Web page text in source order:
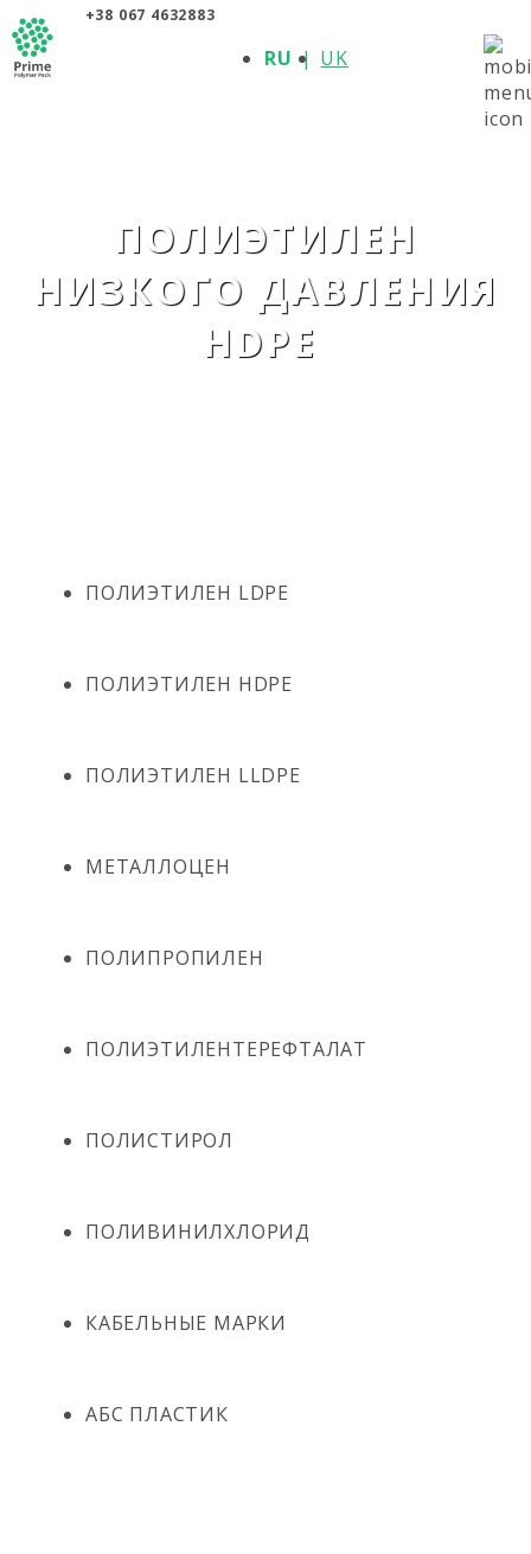
+38 067 4632883
RU UK
ПОЛИЭТИЛЕН
НИЗКОГО ДАВЛЕНИЯ
HDPE
ПОЛИЭТИЛЕН LDPE
ПОЛИЭТИЛЕН HDPE
ПОЛИЭТИЛЕН LLDPE
МЕТАЛЛОЦЕН
ПОЛИПРОПИЛЕН
ПОЛИЭТИЛЕНТЕРЕФТАЛАТ
ПОЛИСТИРОЛ
ПОЛИВИНИЛХЛОРИД
КАБЕЛЬНЫЕ МАРКИ
АБС ПЛАСТИК
О КОМПАНИИ
ПРОДУКЦИЯ